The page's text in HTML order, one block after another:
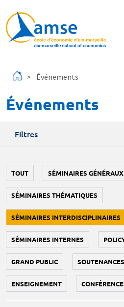
Événements
Événements
Filtres
TOUT SÉMINAIRES GÉNÉRAUX
SÉMINAIRES THÉMATIQUES
SÉMINAIRES INTERDISCIPLINAIRES
SÉMINAIRES INTERNES
GRAND PUBLIC
ENSEIGNEMENT